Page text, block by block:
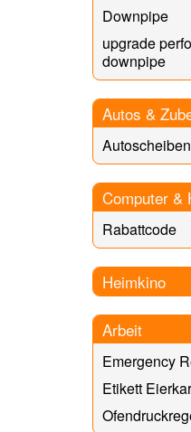
Downpipe
upgrade
downpipe
Autos &
Computer &
Rabattcode
Heimkino
Arbeit
Emergency
Etikett